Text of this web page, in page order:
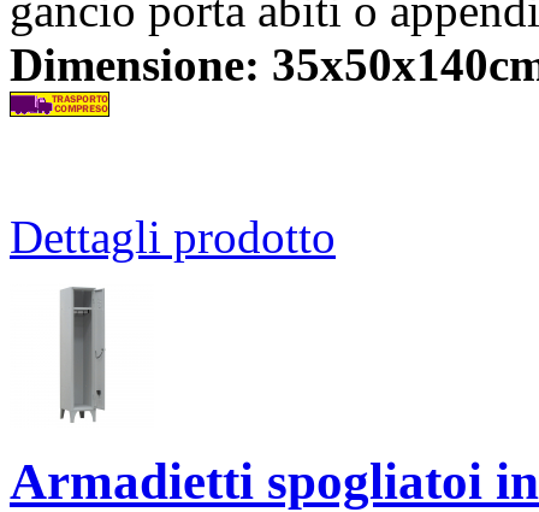
gancio porta abiti o
Dimensione:
Dettagli prodotto
Armadietti spogliatoi